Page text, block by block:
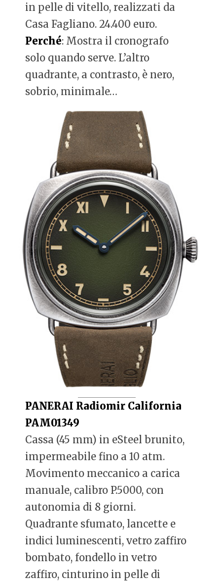
in pelle di vitello, realizzati da
Casa Fagliano. 24.400 euro.
Perché: Mostra il cronografo
solo quando serve. L’altro
quadrante, a contrasto, è nero,
sobrio, minimale…
PANERAI Radiomir California
PAM01349
Cassa (45 mm) in eSteel brunito,
impermeabile fino a 10 atm.
Movimento meccanico a carica
manuale, calibro P.5000, con
autonomia di 8 giorni.
Quadrante sfumato, lancette e
indici luminescenti, vetro zaffiro
bombato, fondello in vetro
zaffiro, cinturino in pelle di